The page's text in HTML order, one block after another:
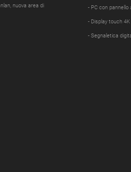
nuova area di
- PC con
- Display touch 4K
- Segnaletica